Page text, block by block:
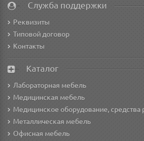
Служба поддержки
Реквизиты
Типовой договор
Контакты
Каталог
Лабораторная мебель
Медицинская мебель
Медицинское оборудование, средства
Металлическая мебель
Офисная мебель